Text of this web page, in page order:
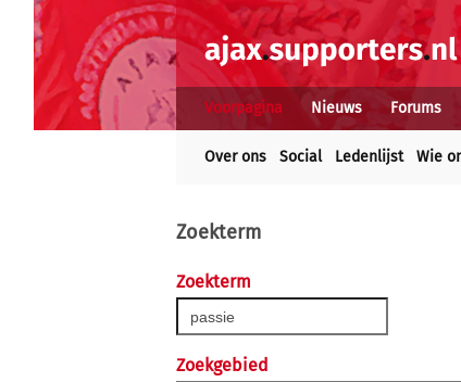
Voorpagina Nieuws Forums
Over ons Social Ledenlijst Wie
Zoekterm
Zoekterm
Zoekgebied